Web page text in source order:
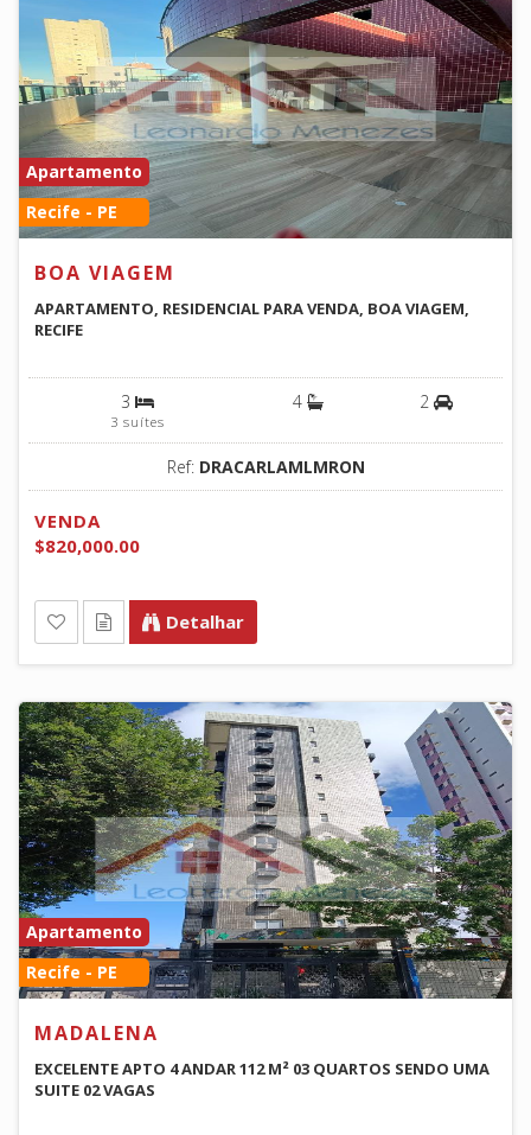
Apartamento
Recife - PE
BOA VIAGEM
APARTAMENTO, RESIDENCIAL PARA VENDA, BOA VIAGEM,
RECIFE
3
3 suítes
4 2
Ref: DRACARLAMLMRON
VENDA
$820,000.00
Detalhar
Apartamento
Recife - PE
MADALENA
EXCELENTE APTO 4 ANDAR 112 M² 03 QUARTOS SENDO UMA
SUITE 02 VAGAS